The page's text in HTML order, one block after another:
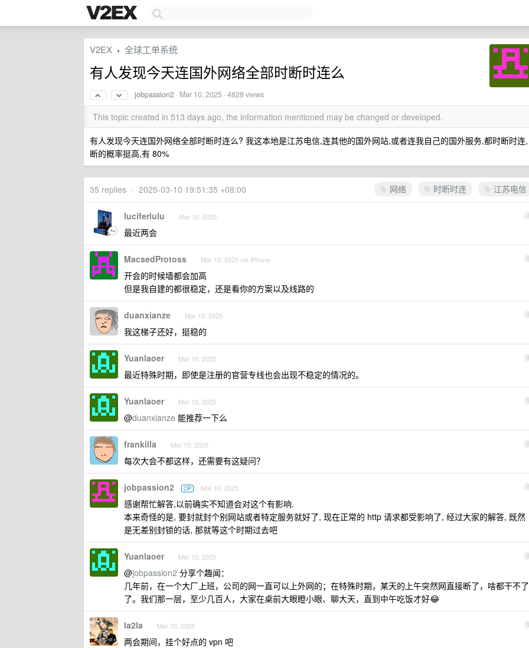
V2EX › 全球工单系统
有人发现今天连国外网络全部时断时连么
jobpassion2 · Mar 10, 2025 · 4828 views
This topic created in 513 days ago, the information mentioned may be changed or developed.
有人发现今天连国外网络全部时断时连么? 我这本地是江苏电信,连其他的国外网站,或者连我自己的国外服务,都时断时连,
断的概率挺高,有 80%
网络 时断时连 江苏电信
35 replies • 2025-03-10 19:51:35 +08:00
1
luciferlulu Mar 10, 2025
最近两会
2
MacsedProtoss Mar 10, 2025 via iPhone
开会的时候墙都会加高
但是我自建的都很稳定，还是看你的方案以及线路的
3
duanxianze Mar 10, 2025
我这梯子还好，挺稳的
4
Yuanlaoer Mar 10, 2025
最近特殊时期，即使是注册的官营专线也会出现不稳定的情况的。
5
Yuanlaoer Mar 10, 2025
@duanxianze 能推荐一下么
6
frankilla Mar 10, 2025
每次大会不都这样，还需要有这疑问？
7
jobpassion2 OP Mar 10, 2025
感谢帮忙解答,以前确实不知道会对这个有影响.
本来奇怪的是, 要封就封个别网站或者特定服务就好了, 现在正常的 http 请求都受影响了, 经过大家的解答, 既然
是无差别封锁的话, 那就等这个时期过去吧
8
Yuanlaoer Mar 10, 2025
@jobpassion2 分享个趣闻：
几年前，在一个大厂上班，公司的网一直可以上外网的；在特殊时期，某天的上午突然网直接断了，啥都干不了
了。我们那一层，至少几百人，大家在桌前大眼瞪小眼、聊大天，直到中午吃饭才好😂
9
la2la Mar 10, 2025
两会期间，挂个好点的 vpn 吧